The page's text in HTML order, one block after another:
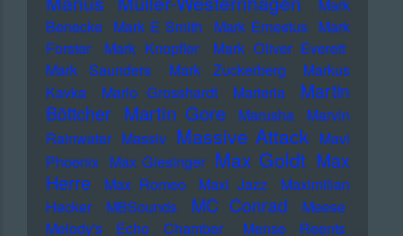
Mark
Benecke Mark E Smith Mark Ernestus Mark
Forster
Mark Knopfler
Mark Oliver Everett
Mark Saunders
Mark Zuckerberg
Markus
Kavka
Marlo Grosshardt Marteria
Martin
Böttcher Martin Gore Marusha
Marvin
Rainwater Massiv Massive Attack Mavi
Phoenix Max Giesinger Max Goldt Max
Herre
Max Romeo Maxi Jazz
Maximilian
Hecker
MBSounds MC Conrad
Meese
Melody's Echo Chamber
Mense Reents